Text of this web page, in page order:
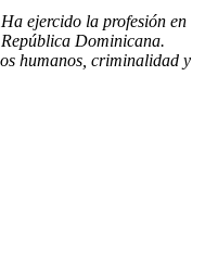
ejercido la profesión en
Dominicana.
humanos, criminalidad y